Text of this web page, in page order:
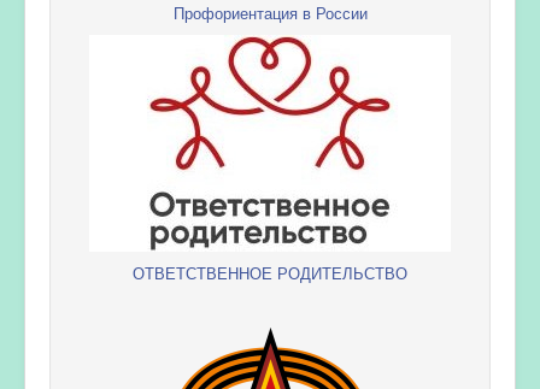
Профориентация в России
ОТВЕТСТВЕННОЕ РОДИТЕЛЬСТВО